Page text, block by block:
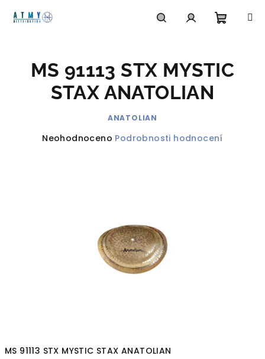
košík
MS 91113 STX MYSTIC STAX ANATOLIAN
MS 91113 STX MYSTIC
STAX ANATOLIAN
ANATOLIAN
Průměrné
Neohodnoceno Podrobnosti hodnocení